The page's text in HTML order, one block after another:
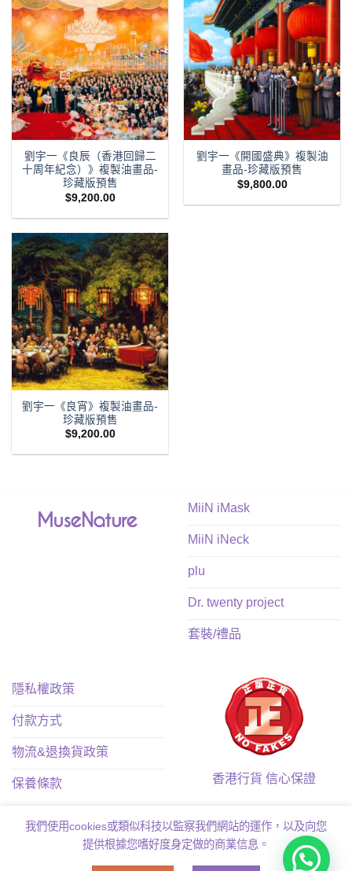
劉宇一《良辰（香港回歸二
十周年紀念）》複製油畫品-
珍藏版預售
$9,200.00
劉宇一《開國盛典》複製油
畫品-珍藏版預售
$9,800.00
劉宇一《良宵》複製油畫品-
珍藏版預售
$9,200.00
MiiN iMask
MiiN iNeck
plu
Dr. twenty project
套裝/禮品
隱私權政策
付款方式
物流&退換貨政策
保養條款 香港行貨 信心保證
我們使用cookies或類似科技以監察我們網站的運作，以及向您
提供根據您嗜好度身定做的商業信息。